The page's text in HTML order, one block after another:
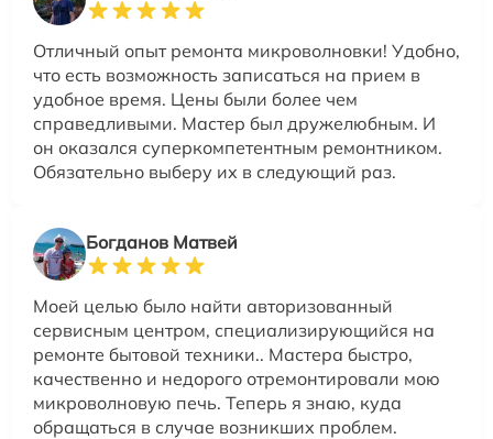
Отличный опыт ремонта микроволновки! Удобно,
что есть возможность записаться на прием в
удобное время. Цены были более чем
справедливыми. Мастер был дружелюбным. И
он оказался суперкомпетентным ремонтником.
Обязательно выберу их в следующий раз.
Богданов Матвей
Моей целью было найти авторизованный
сервисным центром, специализирующийся на
ремонте бытовой техники.. Мастера быстро,
качественно и недорого отремонтировали мою
микроволновую печь. Теперь я знаю, куда
обращаться в случае возникших проблем.